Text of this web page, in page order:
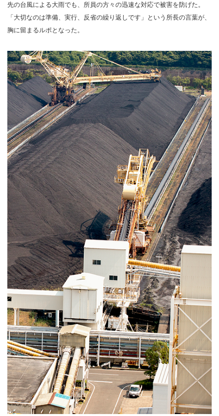
先の台風による大雨でも、所員の方々の迅速な対応で被害を防げた。
「大切なのは準備、実行、反省の繰り返しです」という所長の言葉が、
胸に留まるルポとなった。